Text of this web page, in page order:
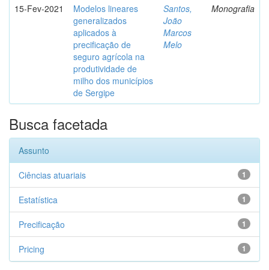
15-Fev-2021
Modelos lineares
generalizados
aplicados à
precificação de
seguro agrícola na
produtividade de
milho dos municípios
de Sergipe
Santos,
João
Marcos
Melo
Monografia
Busca facetada
Assunto
1
Ciências atuariais
1
Estatística
1
Precificação
1
Pricing